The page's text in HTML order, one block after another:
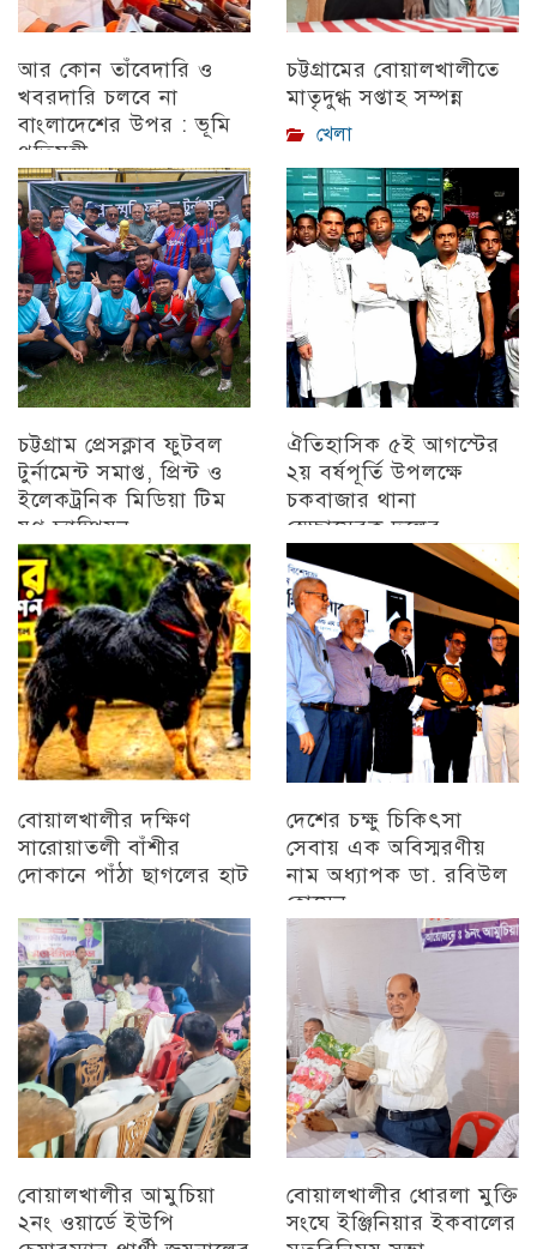
আর কোন তাঁবেদারি ও
খবরদারি চলবে না
বাংলাদেশের উপর : ভূমি
প্রতিমন্ত্রী
চট্টগ্রাম
চট্টগ্রামের বোয়ালখালীতে
মাতৃদুগ্ধ সপ্তাহ সম্পন্ন
খেলা
চট্টগ্রাম প্রেসক্লাব ফুটবল
টুর্নামেন্ট সমাপ্ত, প্রিন্ট ও
ইলেকট্রনিক মিডিয়া টিম
যুগ্ন চ্যাম্পিয়ন
চট্টগ্রাম
ঐতিহাসিক ৫ই আগস্টের
২য় বর্ষপূর্তি উপলক্ষে
চকবাজার থানা
স্বেচ্ছাসেবক দলের
প্রামাণ্যচিত্র প্রদর্শন ও
বিজয় মিছিল
চট্টগ্রাম
বোয়ালখালীর দক্ষিণ
সারোয়াতলী বাঁশীর
দোকানে পাঁঠা ছাগলের হাট
দেশের চক্ষু চিকিৎসা
সেবায় এক অবিস্মরণীয়
নাম অধ্যাপক ডা. রবিউল
হোসেন
বোয়ালখালীর আমুচিয়া
২নং ওয়ার্ডে ইউপি
বোয়ালখালীর ধোরলা মুক্তি
সংঘে ইঞ্জিনিয়ার ইকবালের